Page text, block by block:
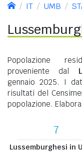
IT UMB
Popolazione
proveniente dal
gennaio 2025. I
risultati del
popolazione.
7
Lussemburghesi in